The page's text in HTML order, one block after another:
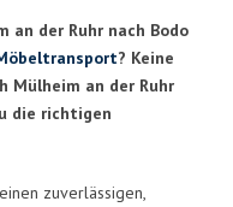
an der Ruhr nach Bodo
? Keine
Mülheim an der Ruhr
die richtigen
zuverlässigen,